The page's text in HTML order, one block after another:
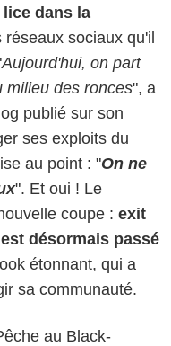
dans la
réseaux sociaux qu'il
Aujourd'hui, on part
milieu des ronces", a
publié sur son
ses exploits du
au point : "On ne
". Et oui ! Le
coupe : exit
désormais passé
étonnant, qui a
sa communauté.
au Black-